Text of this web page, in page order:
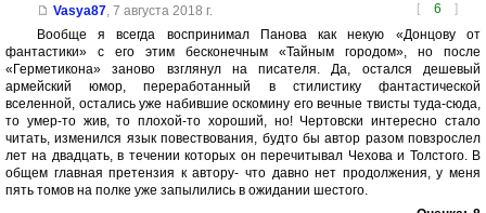
[ 6 ]
Vasya87, 7 августа 2018 г.
Вообще я всегда воспринимал Панова как некую «Донцову от
фантастики» с его этим бесконечным «Тайным городом», но после
«Герметикона» заново взглянул на писателя. Да, остался дешевый
армейский юмор, переработанный в стилистику фантастической
вселенной, остались уже набившие оскомину его вечные твисты туда-сюда,
то умер-то жив, то плохой-то хороший, но! Чертовски интересно стало
читать, изменился язык повествования, будто бы автор разом повзрослел
лет на двадцать, в течении которых он перечитывал Чехова и Толстого. В
общем главная претензия к автору- что давно нет продолжения, у меня
пять томов на полке уже запылились в ожидании шестого.